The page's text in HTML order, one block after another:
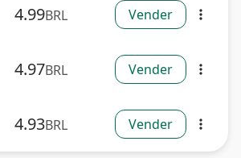
4.99BRL Vender more_vert
4.97BRL Vender more_vert
4.93BRL Vender more_vert